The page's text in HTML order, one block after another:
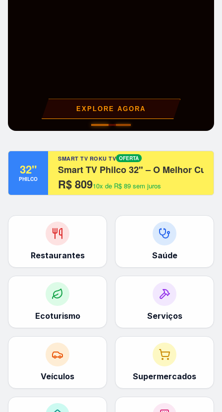
EXPLORE AGORA
32"
PHILCO
SMART TV ROKU TV OFERTA
Smart TV Philco 32" – O Melhor
R$ 80910x de R$ 89 sem juros
Restaurantes Saúde
Ecoturismo Serviços
Veículos Supermercados